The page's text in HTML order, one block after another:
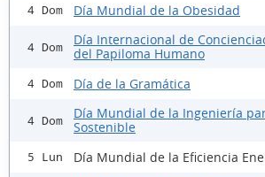
4 Dom Día Mundial de la Obesidad
4 Dom
Día Internacional de
del Papiloma Humano
4 Dom Día de la Gramática
4 Dom
Día Mundial de la Ingeniería
Sostenible
5 Lun Día Mundial de la Eficiencia